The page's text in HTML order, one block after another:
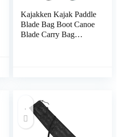
Kajakken Kajak Paddle
Blade Bag Boot Canoe
Blade Carry Bag